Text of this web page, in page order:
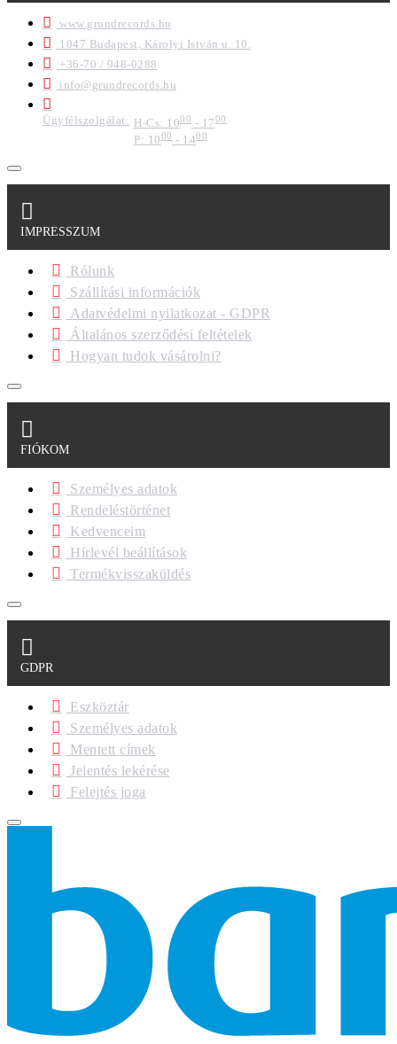
www.grundrecords.hu
1047 Budapest, Károlyi István u. 10.
+36-70 / 948-0288
info@grundrecords.hu
Ügyfélszolgálat: H-Cs: 1000 - 1700
P: 1000- 1400
IMPRESSZUM
Rólunk
Szállítási információk
Adatvédelmi nyilatkozat - GDPR
Általános szerződési feltételek
Hogyan tudok vásárolni?
FIÓKOM
Személyes adatok
Rendeléstörténet
Kedvenceim
Hírlevél beállítások
Termékvisszaküldés
GDPR
Eszköztár
Személyes adatok
Mentett címek
Jelentés lekérése
Felejtés joga